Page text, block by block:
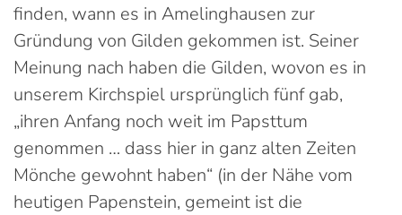
finden, wann es in Amelinghausen zur
Gründung von Gilden gekommen ist. Seiner
Meinung nach haben die Gilden, wovon es in
unserem Kirchspiel ursprünglich fünf gab,
„ihren Anfang noch weit im Papsttum
genommen … dass hier in ganz alten Zeiten
Mönche gewohnt haben“ (in der Nähe vom
heutigen Papenstein, gemeint ist die